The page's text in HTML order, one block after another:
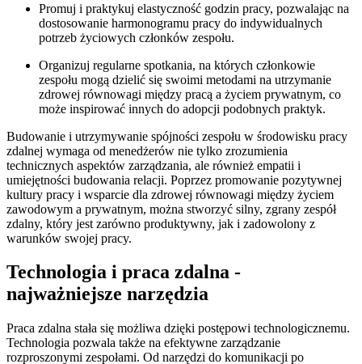
Promuj i praktykuj elastyczność godzin pracy, pozwalając na
dostosowanie harmonogramu pracy do indywidualnych
potrzeb życiowych członków zespołu.
Organizuj regularne spotkania, na których członkowie
zespołu mogą dzielić się swoimi metodami na utrzymanie
zdrowej równowagi między pracą a życiem prywatnym, co
może inspirować innych do adopcji podobnych praktyk.
Budowanie i utrzymywanie spójności zespołu w środowisku pracy
zdalnej wymaga od menedżerów nie tylko zrozumienia
technicznych aspektów zarządzania, ale również empatii i
umiejętności budowania relacji. Poprzez promowanie pozytywnej
kultury pracy i wsparcie dla zdrowej równowagi między życiem
zawodowym a prywatnym, można stworzyć silny, zgrany zespół
zdalny, który jest zarówno produktywny, jak i zadowolony z
warunków swojej pracy.
Technologia i praca zdalna -
najważniejsze narzędzia
Praca zdalna stała się możliwa dzięki postępowi technologicznemu.
Technologia pozwala także na efektywne zarządzanie
rozproszonymi zespołami. Od narzędzi do komunikacji po